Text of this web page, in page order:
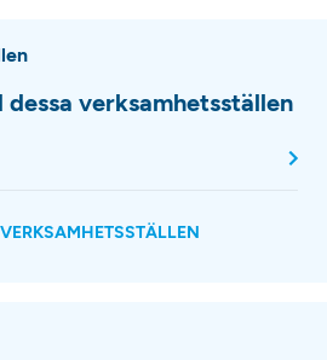
verksamhetsställen